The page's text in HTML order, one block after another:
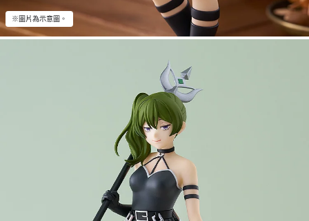
※圖片為示意圖。